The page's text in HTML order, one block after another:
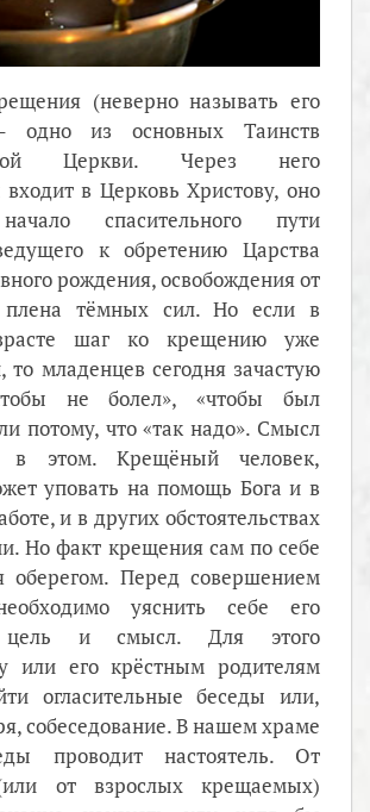
(неверно называть его
одно из основных Таинств
Церкви. Через него
в Церковь Христову, оно
спасительного пути
к обретению Царства
рождения, освобождения от
плена тёмных сил. Но если в
шаг ко крещению уже
то младенцев сегодня зачастую
не болел», «чтобы был
потому, что «так надо». Смысл
в этом. Крещёный человек,
уповать на помощь Бога и в
и в других обстоятельствах
Но факт крещения сам по себе
оберегом. Перед совершением
уяснить себе его
цель и смысл. Для этого
или его крёстным родителям
огласительные беседы или,
собеседование. В нашем храме
проводит настоятель. От
от взрослых крещаемых)